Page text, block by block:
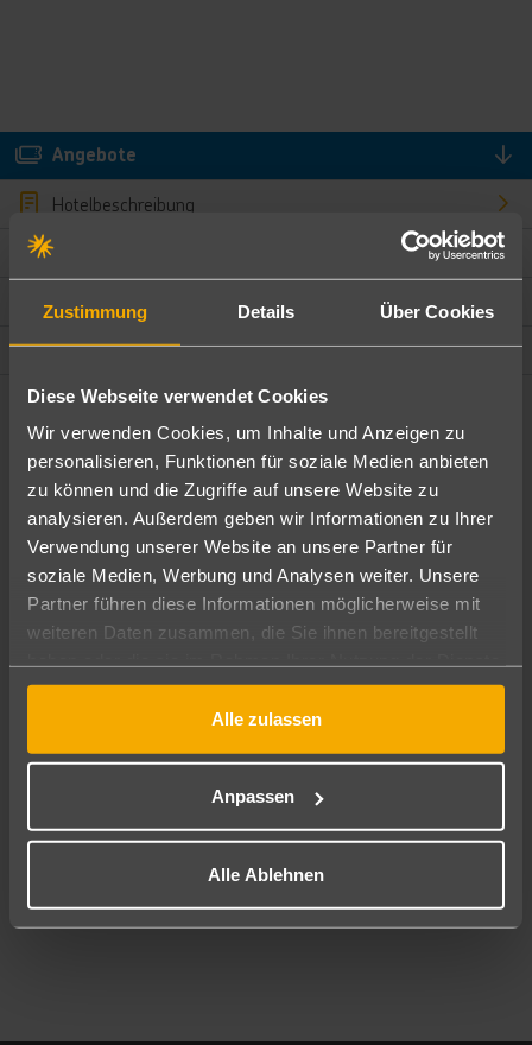
Zustimmung Details Über Cookies
Diese Webseite verwendet Cookies
Wir verwenden Cookies, um Inhalte und Anzeigen zu
personalisieren, Funktionen für soziale Medien anbieten
zu können und die Zugriffe auf unsere Website zu
analysieren. Außerdem geben wir Informationen zu Ihrer
Verwendung unserer Website an unsere Partner für
soziale Medien, Werbung und Analysen weiter. Unsere
Partner führen diese Informationen möglicherweise mit
weiteren Daten zusammen, die Sie ihnen bereitgestellt
gesammelt haben.
Alle zulassen
Anpassen
Alle Ablehnen
Angebote
Hotelbeschreibung
Hotelmerkmale
Bewertungen
Lage und Umgebung
Angebote filtern
Ändere die Kriterien nach deinen Wünschen
Pauschal Nur Hotel
Abflughafen
Reisezeitraum
10.08.26–08.08.27 7-21 Nächte
2 Erwachsene Keine Kinder